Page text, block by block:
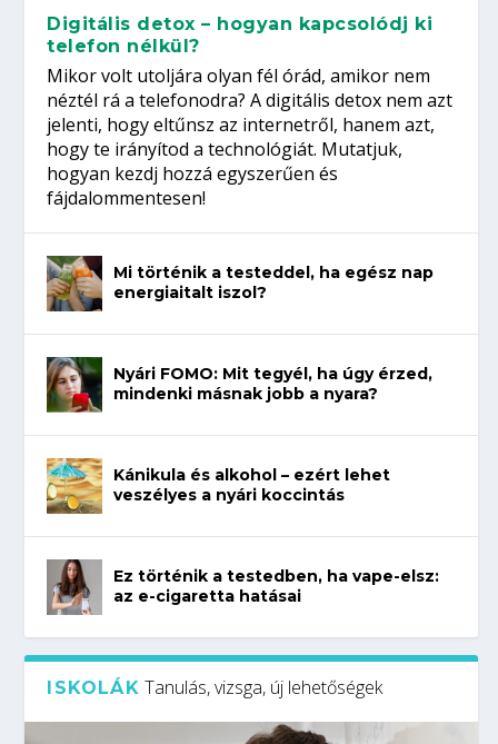
Digitális detox – hogyan kapcsolódj ki
telefon nélkül?
Mikor volt utoljára olyan fél órád, amikor nem
néztél rá a telefonodra? A digitális detox nem azt
jelenti, hogy eltűnsz az internetről, hanem azt,
hogy te irányítod a technológiát. Mutatjuk,
hogyan kezdj hozzá egyszerűen és
fájdalommentesen!
Mi történik a testeddel, ha egész nap
energiaitalt iszol?
Nyári FOMO: Mit tegyél, ha úgy érzed,
mindenki másnak jobb a nyara?
Kánikula és alkohol – ezért lehet
veszélyes a nyári koccintás
Ez történik a testedben, ha vape-elsz:
az e-cigaretta hatásai
ISKOLÁK Tanulás, vizsga, új lehetőségek